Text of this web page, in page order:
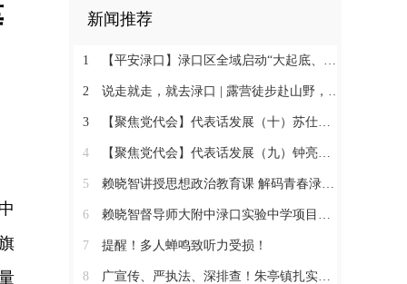
新闻推荐
1 【平安渌口】渌口区全域启动“大起底、大巡防、大整治”百日攻坚行动
2 说走就走，就去渌口 | 露营徒步赴山野，狠狠“氧”你一夏
3 【聚焦党代会】代表话发展（十）苏仕兰：立足主业提质增效 锚定链条聚力发展
4 【聚焦党代会】代表话发展（九）钟亮：三箭齐发 走好专精特新之路
5 赖晓智讲授思想政治教育课 解码青春渌口“最可爱的人”精神内涵
6 赖晓智督导师大附中渌口实验中学项目建设进度
7 提醒！多人蝉鸣致听力受损！
8 广宣传、严执法、深排查！朱亭镇扎实开展道路交通安全专项整治行动